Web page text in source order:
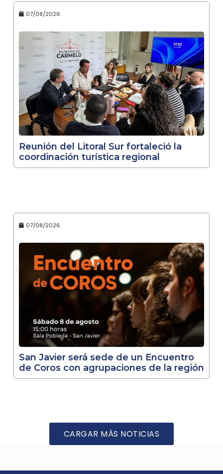
07/08/2026
Reunión del Litoral Sur fortaleció la
coordinación turística regional
07/08/2026
San Javier será sede de un Encuentro
de Coros con agrupaciones de la región
CARGAR MÁS NOTICIAS